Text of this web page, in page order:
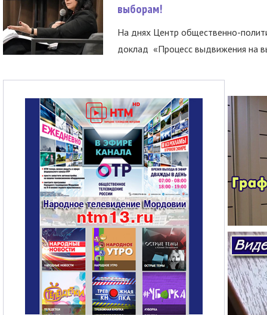
выборам!
На днях Центр общественно-
доклад «Процесс выдвижения на